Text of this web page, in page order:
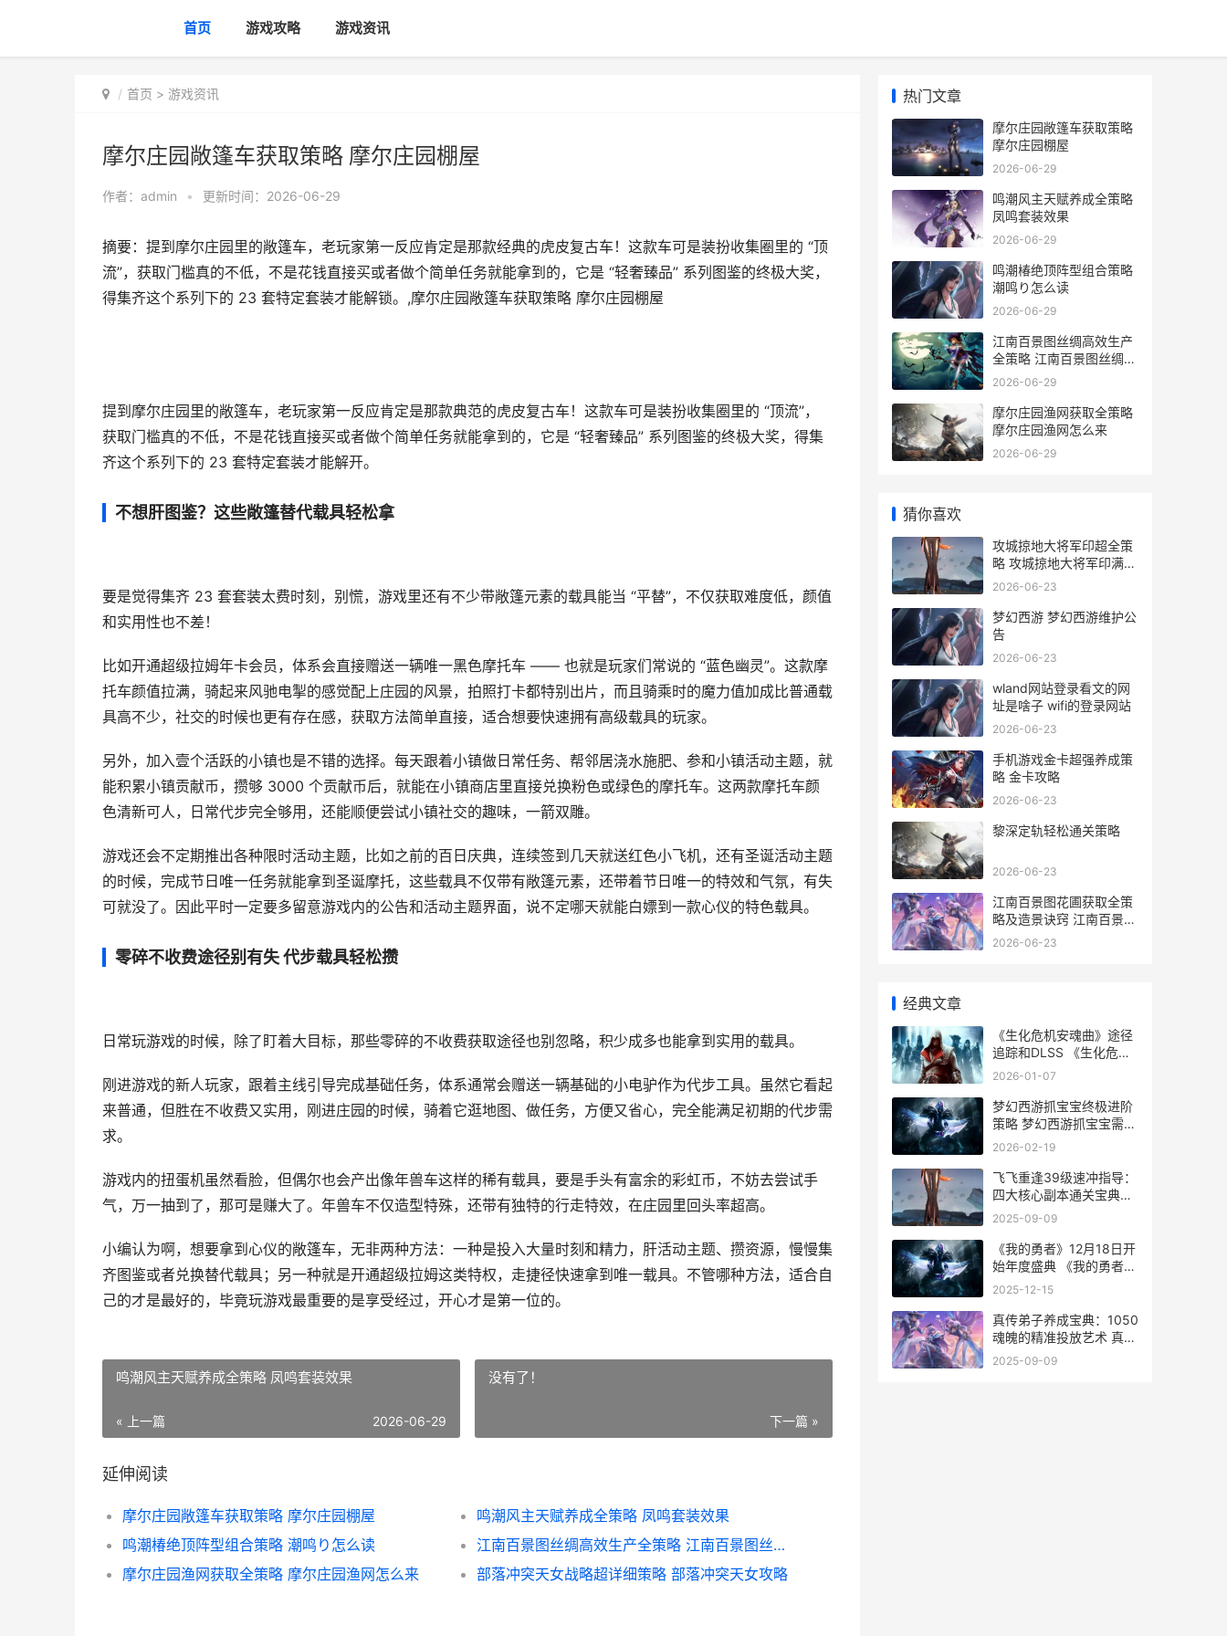
首页 游戏攻略 游戏资讯
首页 > 游戏资讯
摩尔庄园敞篷车获取策略 摩尔庄园棚屋
作者： admin • 更新时间：2026-06-29
摘要：提到摩尔庄园里的敞篷车，老玩家第一反应肯定是那款经典的虎皮复古车！这款车可是装扮收集圈里的 “顶
流”，获取门槛真的不低，不是花钱直接买或者做个简单任务就能拿到的，它是 “轻奢臻品” 系列图鉴的终极大奖，
得集齐这个系列下的 23 套特定套装才能解锁。,摩尔庄园敞篷车获取策略 摩尔庄园棚屋
提到摩尔庄园里的敞篷车，老玩家第一反应肯定是那款典范的虎皮复古车！这款车可是装扮收集圈里的 “顶流”，
获取门槛真的不低，不是花钱直接买或者做个简单任务就能拿到的，它是 “轻奢臻品” 系列图鉴的终极大奖，得集
齐这个系列下的 23 套特定套装才能解开。
不想肝图鉴？这些敞篷替代载具轻松拿
要是觉得集齐 23 套套装太费时刻，别慌，游戏里还有不少带敞篷元素的载具能当 “平替”，不仅获取难度低，颜值
和实用性也不差！
比如开通超级拉姆年卡会员，体系会直接赠送一辆唯一黑色摩托车 —— 也就是玩家们常说的 “蓝色幽灵”。这款摩
托车颜值拉满，骑起来风驰电掣的感觉配上庄园的风景，拍照打卡都特别出片，而且骑乘时的魔力值加成比普通载
具高不少，社交的时候也更有存在感，获取方法简单直接，适合想要快速拥有高级载具的玩家。
另外，加入壹个活跃的小镇也是不错的选择。每天跟着小镇做日常任务、帮邻居浇水施肥、参和小镇活动主题，就
能积累小镇贡献币，攒够 3000 个贡献币后，就能在小镇商店里直接兑换粉色或绿色的摩托车。这两款摩托车颜
色清新可人，日常代步完全够用，还能顺便尝试小镇社交的趣味，一箭双雕。
游戏还会不定期推出各种限时活动主题，比如之前的百日庆典，连续签到几天就送红色小飞机，还有圣诞活动主题
的时候，完成节日唯一任务就能拿到圣诞摩托，这些载具不仅带有敞篷元素，还带着节日唯一的特效和气氛，有失
可就没了。因此平时一定要多留意游戏内的公告和活动主题界面，说不定哪天就能白嫖到一款心仪的特色载具。
零碎不收费途径别有失 代步载具轻松攒
日常玩游戏的时候，除了盯着大目标，那些零碎的不收费获取途径也别忽略，积少成多也能拿到实用的载具。
刚进游戏的新人玩家，跟着主线引导完成基础任务，体系通常会赠送一辆基础的小电驴作为代步工具。虽然它看起
来普通，但胜在不收费又实用，刚进庄园的时候，骑着它逛地图、做任务，方便又省心，完全能满足初期的代步需
求。
游戏内的扭蛋机虽然看脸，但偶尔也会产出像年兽车这样的稀有载具，要是手头有富余的彩虹币，不妨去尝试手
气，万一抽到了，那可是赚大了。年兽车不仅造型特殊，还带有独特的行走特效，在庄园里回头率超高。
小编认为啊，想要拿到心仪的敞篷车，无非两种方法：一种是投入大量时刻和精力，肝活动主题、攒资源，慢慢集
齐图鉴或者兑换替代载具；另一种就是开通超级拉姆这类特权，走捷径快速拿到唯一载具。不管哪种方法，适合自
己的才是最好的，毕竟玩游戏最重要的是享受经过，开心才是第一位的。
鸣潮风主天赋养成全策略 凤鸣套装效果
« 上一篇 2026-06-29
没有了！
下一篇 »
延伸阅读
摩尔庄园敞篷车获取策略 摩尔庄园棚屋
鸣潮风主天赋养成全策略 凤鸣套装效果
鸣潮椿绝顶阵型组合策略 潮鸣り怎么读
江南百景图丝绸高效生产全策略 江南百景图丝绸店在哪里
摩尔庄园渔网获取全策略 摩尔庄园渔网怎么来
部落冲突天女战略超详细策略 部落冲突天女攻略
热门文章
摩尔庄园敞篷车获取策略
摩尔庄园棚屋
2026-06-29
鸣潮风主天赋养成全策略
凤鸣套装效果
2026-06-29
鸣潮椿绝顶阵型组合策略
潮鸣り怎么读
2026-06-29
江南百景图丝绸高效生产
全策略 江南百景图丝绸店
在哪里
2026-06-29
摩尔庄园渔网获取全策略
摩尔庄园渔网怎么来
2026-06-29
猜你喜欢
攻城掠地大将军印超全策
略 攻城掠地大将军印满级
效果图
2026-06-23
梦幻西游 梦幻西游维护公
告
2026-06-23
wland网站登录看文的网
址是啥子 wifi的登录网站
2026-06-23
手机游戏金卡超强养成策
略 金卡攻略
2026-06-23
黎深定轨轻松通关策略
2026-06-23
江南百景图花圃获取全策
略及造景诀窍 江南百景图
花店
2026-06-23
经典文章
《生化危机安魂曲》途径
追踪和DLSS 《生化危机
安魂曲》战斗首秀
2026-01-07
梦幻西游抓宝宝终极进阶
策略 梦幻西游抓宝宝需要
什么条件
2026-02-19
飞飞重逢39级速冲指导：
四大核心副本通关宝典和
资源最大化策略 飞飞练级
2025-09-09
《我的勇者》12月18日开
始年度盛典 《我的勇者》
全时装继承活动
2025-12-15
真传弟子养成宝典：1050
魂魄的精准投放艺术 真传
弟子核心弟子
2025-09-09